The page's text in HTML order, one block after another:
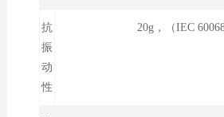
抗
振
动
性
20g，（IEC